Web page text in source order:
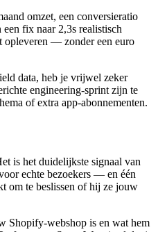
omzet, een conversieratio
fix naar 2,3s realistisch
opleveren — zonder een euro
data, heb je vrijwel zeker
engineering-sprint zijn te
of extra app-abonnementen.
is het duidelijkste signaal van
echte bezoekers — en één
om te beslissen of hij ze jouw
Shopify-webshop is en wat hem